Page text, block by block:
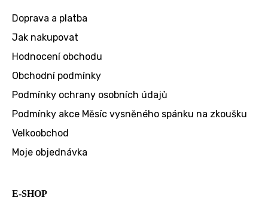
Doprava a platba
Jak nakupovat
Hodnocení obchodu
Obchodní podmínky
Podmínky ochrany osobních údajů
Podmínky akce Měsíc vysněného spánku na zkoušku
Velkoobchod
Moje objednávka
E-SHOP